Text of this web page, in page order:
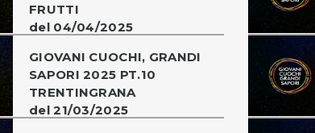
FRUTTI
del 04/04/2025
GIOVANI CUOCHI, GRANDI
SAPORI 2025 PT.10
TRENTINGRANA
del 21/03/2025